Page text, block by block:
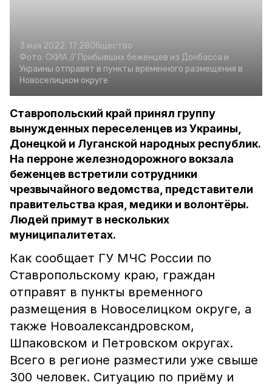
3 мая 2022, 17:28Общество
Фото: СКИА // Прибывших беженцев из Донбасса и
Украины отправят в пункты временного размещения в
Новоселицком округе
Ставропольский край принял группу
вынужденных переселенцев из Украины,
Донецкой и Луганской народных республик.
На перроне железнодорожного вокзала
беженцев встретили сотрудники
чрезвычайного ведомства, представители
правительства края, медики и волонтёры.
Людей примут в нескольких
муниципалитетах.
Как сообщает ГУ МЧС России по
Ставропольскому краю, граждан
отправят в пункты временного
размещения в Новоселицком округе, а
также Новоалександровском,
Шпаковском и Петровском округах.
Всего в регионе разместили уже свыше
300 человек. Ситуацию по приёму и